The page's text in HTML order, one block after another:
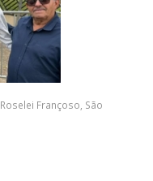
Roselei Françoso São